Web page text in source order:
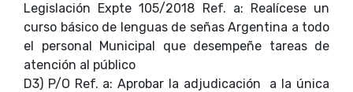
Legislación Expte 105/2018 Ref. a: Realícese un
curso básico de lenguas de señas Argentina a todo
el personal Municipal que desempeñe tareas de
atención al público
D3) P/O Ref. a: Aprobar la adjudicación a la única